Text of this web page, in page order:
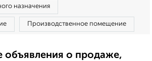
назначения
Производственное помещение
объявления о продаже,